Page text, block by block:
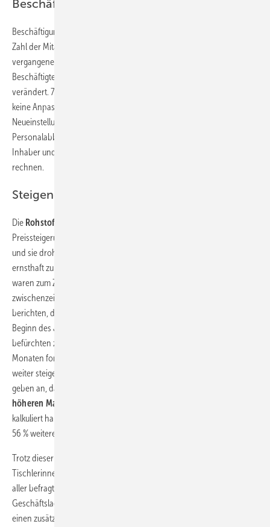
Beschäftigtenzahlen stagnieren
Beschäftigungseffekte hatte die gute Auslastung allerdings nicht. Die
Zahl der Mitarbeitenden im NRW-Tischlerhandwerk sank im
vergangenen Jahr, aber nur minimal um 0,1 % auf nun rund 51.000
Beschäftigte. Seit Jahresbeginn hat sich daran auch nur wenig
verändert. 73 % aller Betriebe geben an, in den vergangenen Monaten
keine Anpassungen vorgenommen zu haben. Betriebe mit
Neueinstellungen überwogen nur wenig gegenüber denen mit
Personalabbau. Im März 2021 deutete sich an, dass doch relativ viele
Inhaber und Inhaberinnen (17 %) für die Zukunft mit neuem Personal
rechnen.
Steigende Einkaufs- und Verkaufspreise
Die Rohstoff- und Materialknappheit
Preissteigerungen dämpfen insgesamt die positive Corona-Bilanz –
und sie drohen den gegenwärtigen Aufschwung im Tischlerhandwerk
ernsthaft zu gefährden. Die Beeinträchtigungen der
waren zum Zeitpunkt der Umfrage schon spürbar, haben sich
zwischenzeitlich aber erheblich verschärft. 95 % der Tischler in NRW
berichten, dass die
Beginn des Jahres deutlich gestiegen sind. Rund 90 % der Betriebe
befürchten zudem, dass sich diese Entwicklung in den nächsten
Monaten fortsetzen wird. Daher müssen sich Verbraucher auch auf
weiter steigende Verkaufspreise einrichten. 41 % der Unternehmer
geben an, dass sie in den zurückliegenden Monaten bereits mit
höheren Materialkosten und Stundenverrechnungssätzen
kalkuliert haben. Angesichts der Preisexplosion beim Einkauf halten
56 % weitere Anhebungen für unvermeidlich.
Trotz dieser Handicaps vertrauen Nordrhein-Westfalens Tischler und
Tischlerinnen auf eine Fortsetzung des Konjunkturhochs. Zwei Drittel
aller befragten Unternehmen (68 %) erwarten eine stabile allgemeine
Geschäftslage in den nächsten Monaten. Weitere 19 % glauben an
einen zusätzlichen Aufschwung. Hoffnung auf ein Ende der massiven